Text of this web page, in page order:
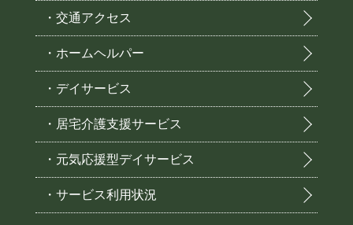
・交通アクセス
・ホームヘルパー
・デイサービス
・居宅介護支援サービス
・元気応援型デイサービス
・サービス利用状況